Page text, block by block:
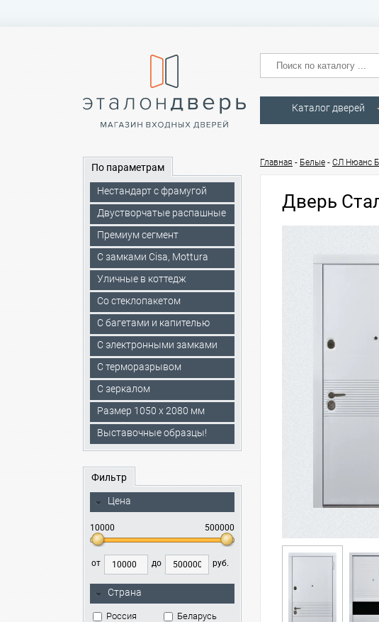
Каталог дверей
По параметрам
Нестандарт с фрамугой
Двустворчатые распашные
Премиум сегмент
C замками Cisa, Mottura
Уличные в коттедж
Со стеклопакетом
С багетами и капителью
C электронными замками
С терморазрывом
С зеркалом
Размер 1050 х 2080 мм
Выставочные образцы!
Фильтр
Цена
10000 500000
от до руб.
Страна
Россия Беларусь
Главная - Белые - СЛ Нюанс
Дверь